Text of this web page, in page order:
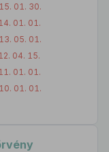
01. 30.
01. 01.
05. 01.
04. 15.
01. 01.
01. 01.